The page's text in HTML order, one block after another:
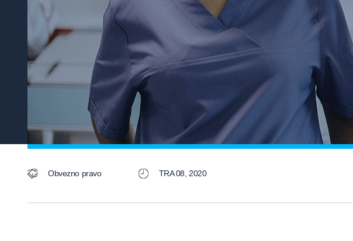
Obvezno pravo TRA 08, 2020